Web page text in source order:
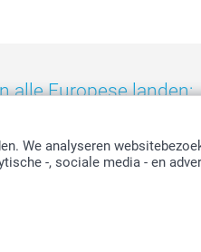
We analyseren
-, sociale media - en
alle Europese landen: